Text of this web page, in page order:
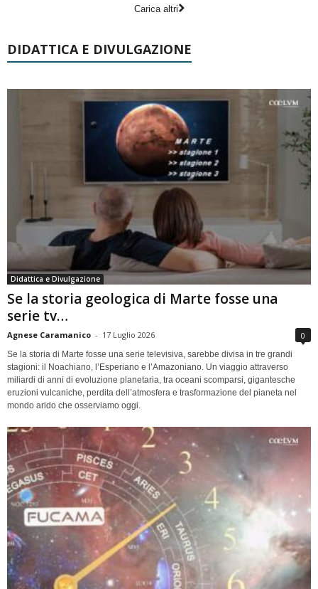
Carica altri
DIDATTICA E DIVULGAZIONE
Didattica e Divulgazione
Se la storia geologica di Marte fosse una
serie tv…
Agnese Caramanico - 17 Luglio 2026 0
Se la storia di Marte fosse una serie televisiva, sarebbe divisa in tre grandi
stagioni: il Noachiano, l’Esperiano e l’Amazoniano. Un viaggio attraverso
miliardi di anni di evoluzione planetaria, tra oceani scomparsi, gigantesche
eruzioni vulcaniche, perdita dell’atmosfera e trasformazione del pianeta nel
mondo arido che osserviamo oggi.